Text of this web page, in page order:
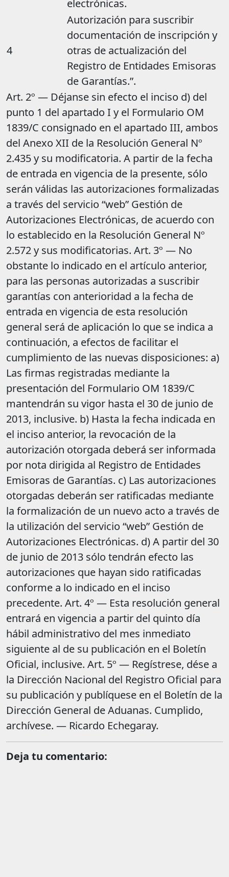
electrónicas.
4
Autorización para suscribir
documentación de inscripción y
otras de actualización del
Registro de Entidades Emisoras
de Garantías.”.
Art. 2º — Déjanse sin efecto el inciso d) del
punto 1 del apartado I y el Formulario OM
1839/C consignado en el apartado III, ambos
del Anexo XII de la Resolución General Nº
2.435 y su modificatoria. A partir de la fecha
de entrada en vigencia de la presente, sólo
serán válidas las autorizaciones formalizadas
a través del servicio “web” Gestión de
Autorizaciones Electrónicas, de acuerdo con
lo establecido en la Resolución General Nº
2.572 y sus modificatorias. Art. 3º — No
obstante lo indicado en el artículo anterior,
para las personas autorizadas a suscribir
garantías con anterioridad a la fecha de
entrada en vigencia de esta resolución
general será de aplicación lo que se indica a
continuación, a efectos de facilitar el
cumplimiento de las nuevas disposiciones: a)
Las firmas registradas mediante la
presentación del Formulario OM 1839/C
mantendrán su vigor hasta el 30 de junio de
2013, inclusive. b) Hasta la fecha indicada en
el inciso anterior, la revocación de la
autorización otorgada deberá ser informada
por nota dirigida al Registro de Entidades
Emisoras de Garantías. c) Las autorizaciones
otorgadas deberán ser ratificadas mediante
la formalización de un nuevo acto a través de
la utilización del servicio “web” Gestión de
Autorizaciones Electrónicas. d) A partir del 30
de junio de 2013 sólo tendrán efecto las
autorizaciones que hayan sido ratificadas
conforme a lo indicado en el inciso
precedente. Art. 4º — Esta resolución general
entrará en vigencia a partir del quinto día
hábil administrativo del mes inmediato
siguiente al de su publicación en el Boletín
Oficial, inclusive. Art. 5º — Regístrese, dése a
la Dirección Nacional del Registro Oficial para
su publicación y publíquese en el Boletín de la
Dirección General de Aduanas. Cumplido,
archívese. — Ricardo Echegaray.
Deja tu comentario: